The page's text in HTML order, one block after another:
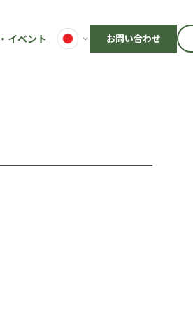
イベント お問い合わせ